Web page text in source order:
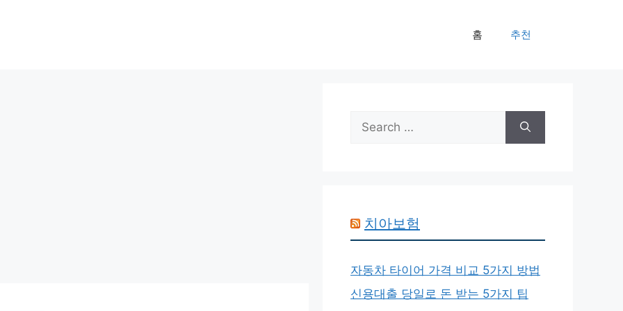
홈 추천
Search
for:
치아보험
자동차 타이어 가격 비교 5가지 방법
신용대출 당일로 돈 받는 5가지 팁